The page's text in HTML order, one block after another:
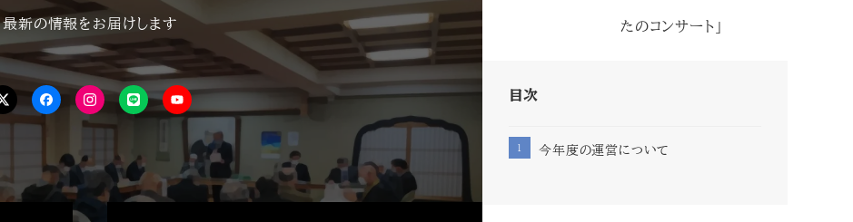
最新の情報をお届けします
Tw FB isntaLINE YouTube
たのコンサート」
目次
今年度の運営について